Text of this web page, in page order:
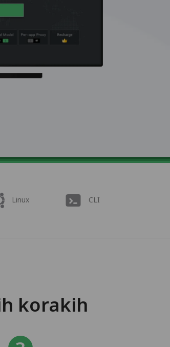
Linux CLI
korakih